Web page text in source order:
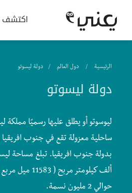
اكتشف
الرئيسية دول العالم دولة ليسوتو
دولة ليسوتو
ليوسوتو أو يطلق عليها رسميًا مملكة
ساحلية معزولة تقع في جنوب
ألف كيلومتر
حوالي 2 مليون نسمة.